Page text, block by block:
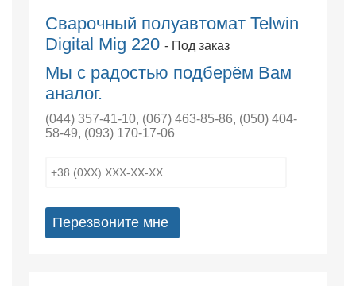
Сварочный полуавтомат Telwin
Digital Mig 220 - Под заказ
Мы с радостью подберём Вам
аналог.
(044) 357-41-10, (067) 463-85-86, (050) 404-
58-49, (093) 170-17-06
Перезвоните мне